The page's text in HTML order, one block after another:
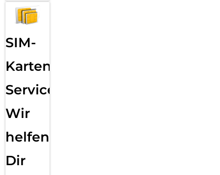
SIM-
Karten
Service:
Wir
helfen
Dir